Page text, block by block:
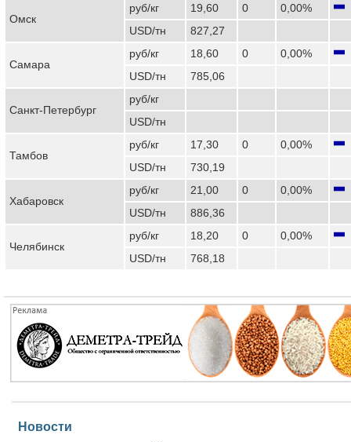
Омск
руб/кг 19,60 0
0,00%
USD/тн
827,27
Самара
руб/кг 18,60 0
0,00%
USD/тн
785,06
Санкт-Петербург
руб/кг
USD/тн
Тамбов
руб/кг 17,30 0
0,00%
USD/тн
730,19
Хабаровск
руб/кг 21,00 0
0,00%
USD/тн
886,36
Челябинск
руб/кг 18,20 0
0,00%
USD/тн
768,18
Новости